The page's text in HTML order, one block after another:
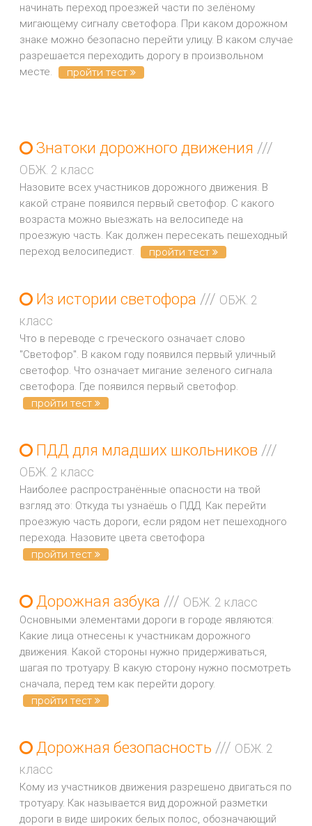
начинать переход проезжей части по зелёному
мигающему сигналу светофора. При каком дорожном
знаке можно безопасно перейти улицу. В каком случае
разрешается переходить дорогу в произвольном
месте.
пройти тест
Знатоки дорожного движения ///
ОБЖ. 2 класс
Назовите всех участников дорожного движения. В
какой стране появился первый светофор. С какого
возраста можно выезжать на велосипеде на
проезжую часть. Как должен пересекать пешеходный
переход велосипедист.
пройти тест
Из истории светофора /// ОБЖ. 2
класс
Что в переводе с греческого означает слово
"Светофор". В каком году появился первый уличный
светофор. Что означает мигание зеленого сигнала
светофора. Где появился первый светофор.
пройти тест
ПДД для младших школьников ///
ОБЖ. 2 класс
Наиболее распространённые опасности на твой
взгляд это: Откуда ты узнаёшь о ПДД. Как перейти
проезжую часть дороги, если рядом нет пешеходного
перехода. Назовите цвета светофора
пройти тест
Дорожная азбука /// ОБЖ. 2 класс
Основными элементами дороги в городе являются:
Какие лица отнесены к участникам дорожного
движения. Какой стороны нужно придерживаться,
шагая по тротуару. В какую сторону нужно посмотреть
сначала, перед тем как перейти дорогу.
пройти тест
Дорожная безопасность /// ОБЖ. 2
класс
Кому из участников движения разрешено двигаться по
тротуару. Как называется вид дорожной разметки
дороги в виде широких белых полос, обозначающий